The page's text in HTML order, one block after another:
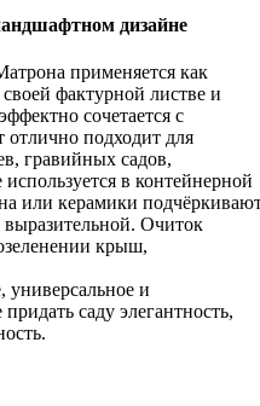
дизайне
применяется как
фактурной листве и
сочетается с
отлично подходит для
гравийных садов,
в контейнерной
или керамики
выразительной. Очиток
крыш,
и
саду элегантность,